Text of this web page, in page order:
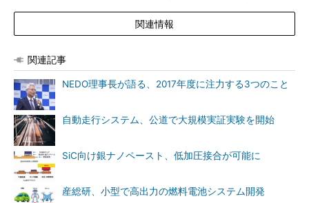
関連情報
関連記事
NEDO理事長が語る、2017年度に注力する3つのこと
自動走行システム、公道で大規模実証実験を開始
SiC向け銀ナノペースト、低加圧接合が可能に
産総研、小型で高出力の燃料電池システム開発